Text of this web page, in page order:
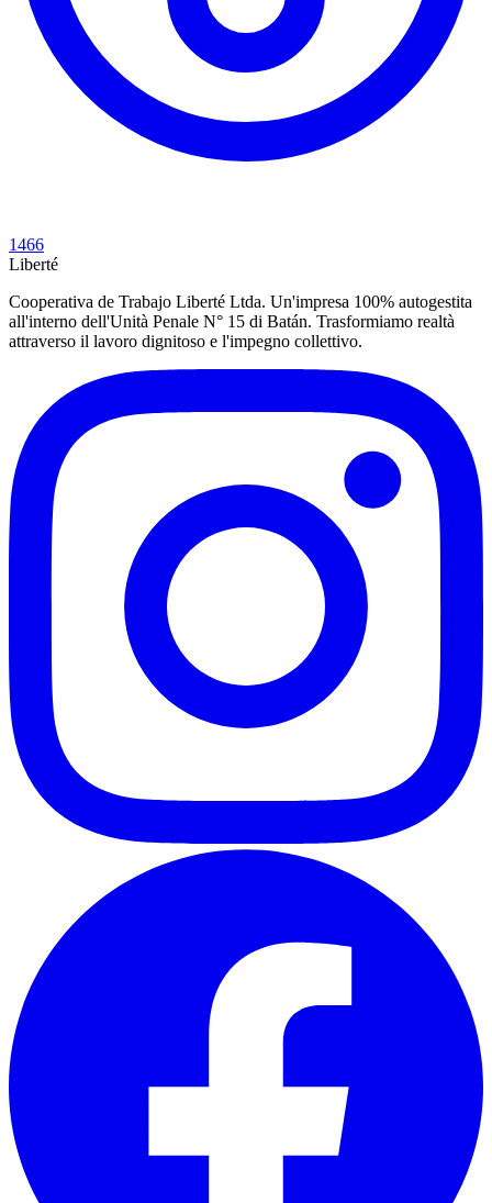
1466
Liberté
Cooperativa de Trabajo Liberté Ltda. Un'impresa 100% autogestita
all'interno dell'Unità Penale N° 15 di Batán. Trasformiamo realtà
attraverso il lavoro dignitoso e l'impegno collettivo.